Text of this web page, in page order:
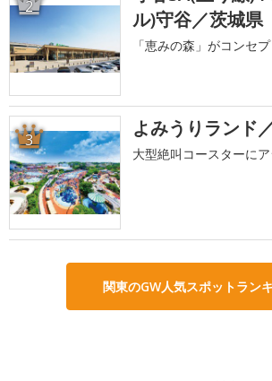
2
ル)守谷／茨城県
「恵みの森」がコンセ
3 よみうりランド
大型絶叫コースターに
関東のGW人気スポットラン